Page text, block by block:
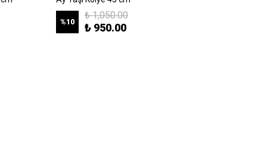
%10
₺ 1,050.00
₺ 950.00